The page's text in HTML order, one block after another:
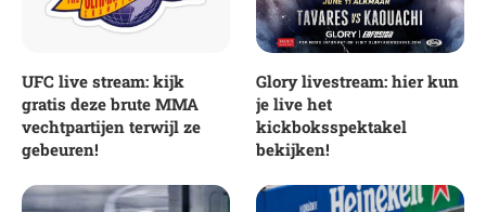
UFC live stream: kijk
gratis deze brute MMA
vechtpartijen terwijl ze
gebeuren!
Glory livestream: hier kun
je live het
kickboksspektakel
bekijken!